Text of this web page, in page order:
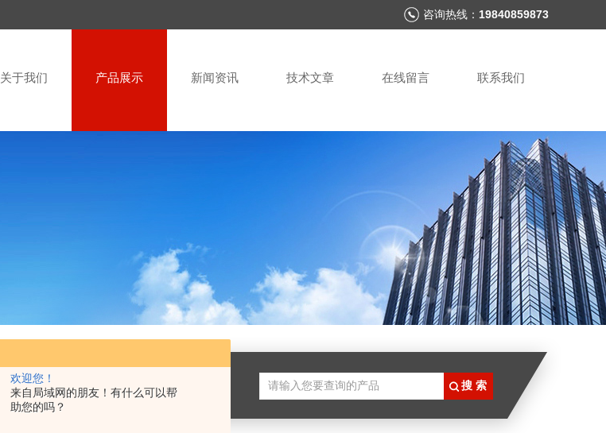
欢迎您！
来自局域网的朋友！有什么可以帮
助您的吗？
咨询热线： 19840859873
关于我们 产品展示 新闻资讯 技术文章 在线留言 联系我们